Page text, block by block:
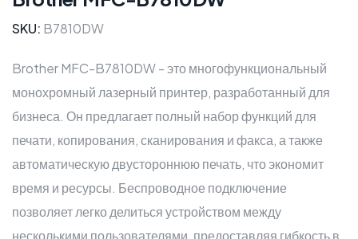
SKU: B7810DW
Brother MFC-B7810DW - это многофункциональный
монохромный лазерный принтер, разработанный для
бизнеса. Он предлагает полный набор функций для
печати, копирования, сканирования и факса, а также
автоматическую двустороннюю печать, что экономит
время и ресурсы. Беспроводное подключение
позволяет легко делиться устройством между
несколькими пользователями, предоставляя гибкость в